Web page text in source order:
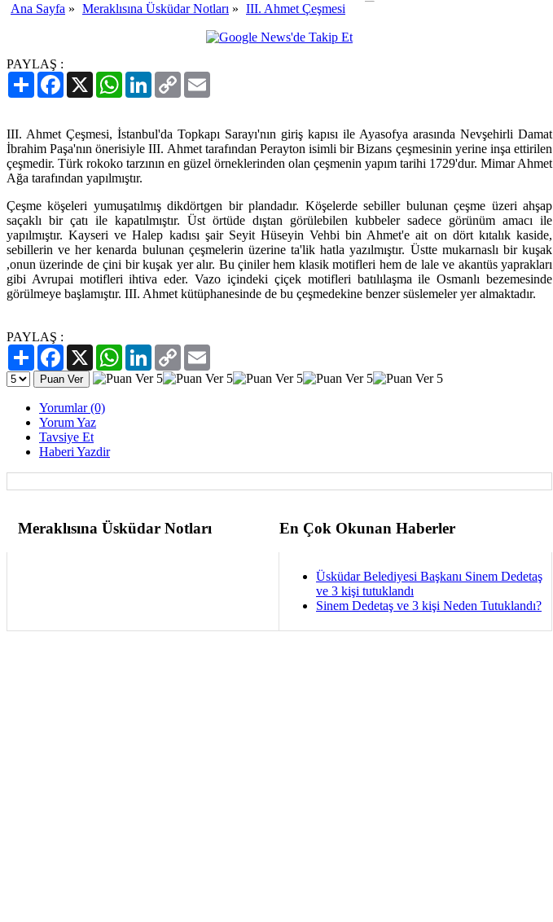
Ana Sayfa » Meraklısına Üsküdar Notları » III. Ahmet Çeşmesi
PAYLAŞ :
PaylaşFacebook
X WhatsAppLinkedIn
Copy
Link
III. Ahmet Çeşmesi, İstanbul'da Topkapı Sarayı'nın giriş kapısı ile Ayasofya arasında Nevşehirli Damat
İbrahim Paşa'nın önerisiyle III. Ahmet tarafından Perayton isimli bir Bizans çeşmesinin yerine inşa ettirilen
çeşmedir. Türk rokoko tarzının en güzel örneklerinden olan çeşmenin yapım tarihi 1729'dur. Mimar Ahmet
Ağa tarafından yapılmıştır.
Çeşme köşeleri yumuşatılmış dikdörtgen bir plandadır. Köşelerde sebiller bulunan çeşme üzeri ahşap
saçaklı bir çatı ile kapatılmıştır. Üst örtüde dıştan görülebilen kubbeler sadece görünüm amacı ile
yapılmıştır. Kayseri ve Halep kadısı şair Seyit Hüseyin Vehbi bin Ahmet'e ait on dört kıtalık kaside,
sebillerin ve her kenarda bulunan çeşmelerin üzerine ta'lik hatla yazılmıştır. Üstte mukarnaslı bir kuşak
,onun üzerinde de çini bir kuşak yer alır. Bu çiniler hem klasik motifleri hem de lale ve akantüs yaprakları
gibi Avrupai motifleri ihtiva eder. Vazo içindeki çiçek motifleri batılılaşma ile Osmanlı bezemesinde
görülmeye başlamıştır. III. Ahmet kütüphanesinde de bu çeşmedekine benzer süslemeler yer almaktadır.
PAYLAŞ :
PaylaşFacebook
X WhatsAppLinkedIn
Copy
Link
Yorumlar (0)
Yorum Yaz
Tavsiye Et
Haberi Yazdir
Meraklısına Üsküdar Notları En Çok Okunan Haberler
Üsküdar Belediyesi Başkanı Sinem Dedetaş
ve 3 kişi tutuklandı
Sinem Dedetaş ve 3 kişi Neden Tutuklandı?